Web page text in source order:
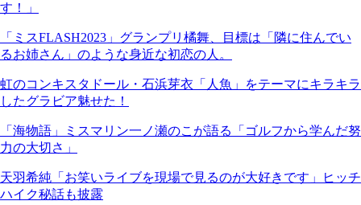
す！」
「ミスFLASH2023」グランプリ橘舞、目標は「隣に住んでい
るお姉さん」のような身近な初恋の人。
虹のコンキスタドール・石浜芽衣「人魚」をテーマにキラキラ
したグラビア魅せた！
「海物語」ミスマリン一ノ瀬のこが語る「ゴルフから学んだ努
力の大切さ」
天羽希純「お笑いライブを現場で見るのが大好きです」ヒッチ
ハイク秘話も披露